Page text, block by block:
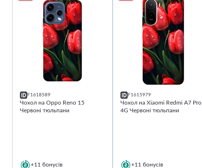
F1618589
Чохол на Oppo Reno 15
Червоні тюльпани
+11 бонусів
F1615979
Чохол на Xiaomi Redmi A7 Pro
4G Червоні тюльпани
+11 бонусів